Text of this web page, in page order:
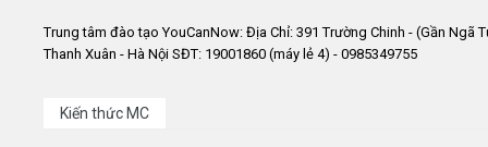
Trung tâm đào tạo YouCanNow: Địa Chỉ: 391 Trường Chinh - (Gần Ngã
Thanh Xuân - Hà Nội SĐT: 19001860 (máy lẻ 4) - 0985349755
Kiến thức MC